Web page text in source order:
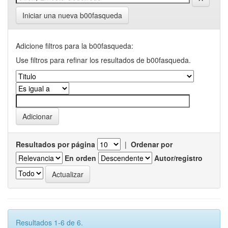
Iniciar una nueva b00fasqueda
Adicione filtros para la b00fasqueda:
Use filtros para refinar los resultados de b00fasqueda.
Resultados por página | Ordenar por
En orden
Autor/registro
Resultados 1-6 de 6.